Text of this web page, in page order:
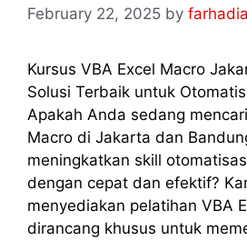
February 22, 2025 by farhadia
Kursus VBA Excel Macro
Solusi Terbaik untuk
Apakah Anda sedang
Macro di Jakarta dan
meningkatkan skill
dengan cepat dan efektif?
menyediakan pelatihan VBA
dirancang khusus untuk